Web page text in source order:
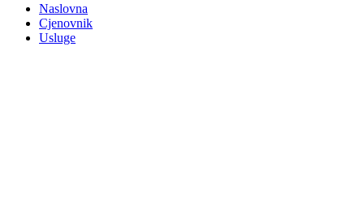
Naslovna
Cjenovnik
Usluge